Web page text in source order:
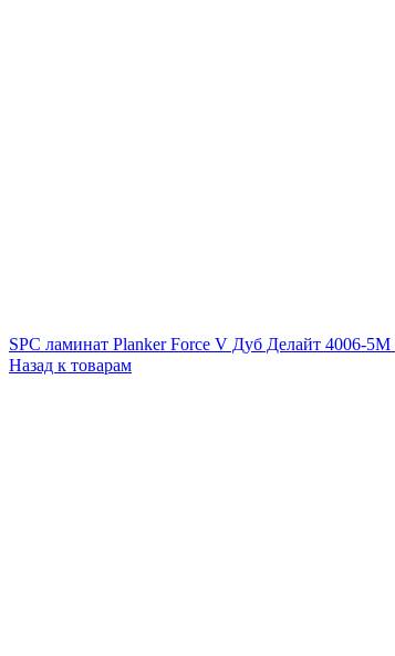
SPC ламинат Planker Force V Дуб Делайт 4006-5М
Назад к товарам